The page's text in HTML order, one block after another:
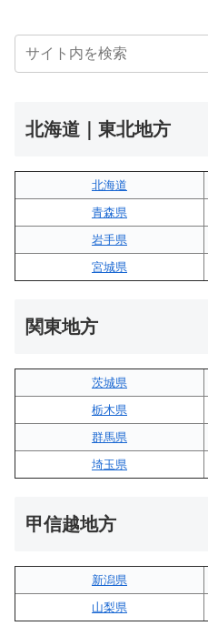
北海道｜東北地方
北海道
青森県
岩手県
宮城県
関東地方
茨城県
栃木県
群馬県
埼玉県
甲信越地方
新潟県
山梨県